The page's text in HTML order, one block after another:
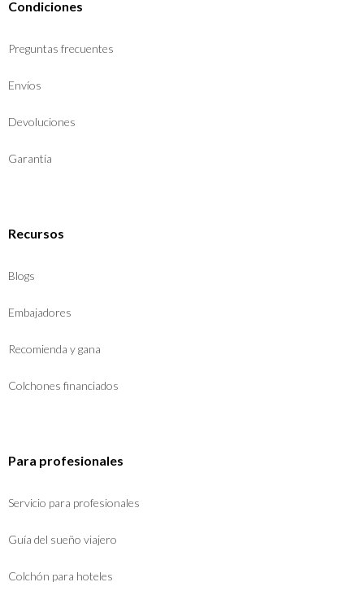
Condiciones
Preguntas frecuentes
Envíos
Devoluciones
Garantía
Recursos
Blogs
Embajadores
Recomienda y gana
Colchones financiados
Para profesionales
Servicio para profesionales
Guía del sueño viajero
Colchón para hoteles